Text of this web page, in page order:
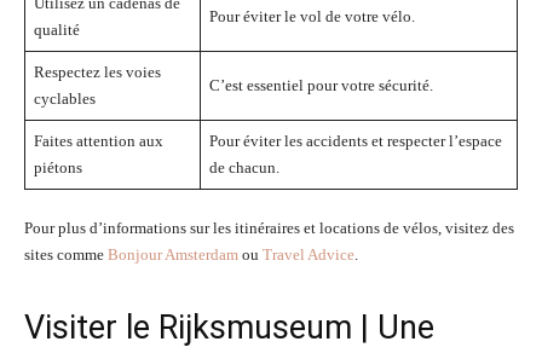
qualité
Pour éviter le vol de votre vélo.
Respectez les voies
cyclables
C’est essentiel pour votre sécurité.
Faites attention aux
piétons
Pour éviter les accidents et respecter l’espace
de chacun.
Pour plus d’informations sur les itinéraires et locations de vélos, visitez des
sites comme Bonjour Amsterdam ou Travel Advice.
Visiter le Rijksmuseum | Une